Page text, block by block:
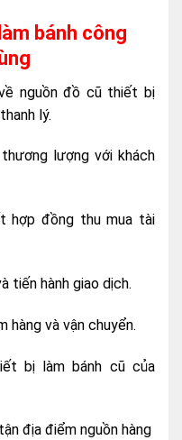
bánh công
nguồn đồ cũ thiết bị
lý.
lượng với khách
hợp đồng thu mua tài
tiến hành giao dịch.
hàng và vận chuyển.
bị làm bánh cũ của
địa điểm nguồn hàng